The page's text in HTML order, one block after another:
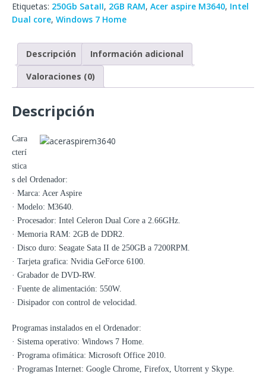
Etiquetas: 250Gb SataII, 2GB RAM, Acer aspire M3640, Intel
Dual core, Windows 7 Home
Descripción
Información adicional
Valoraciones (0)
Descripción
Cara
cterí
stica
s del Ordenador:
· Marca: Acer Aspire
· Modelo: M3640.
· Procesador: Intel Celeron Dual Core a 2.66GHz.
· Memoria RAM: 2GB de DDR2.
· Disco duro: Seagate Sata II de 250GB a 7200RPM.
· Tarjeta grafica: Nvidia GeForce 6100.
· Grabador de DVD-RW.
· Fuente de alimentación: 550W.
· Disipador con control de velocidad.
Programas instalados en el Ordenador:
· Sistema operativo: Windows 7 Home.
· Programa ofimática: Microsoft Office 2010.
· Programas Internet: Google Chrome, Firefox, Utorrent y Skype.